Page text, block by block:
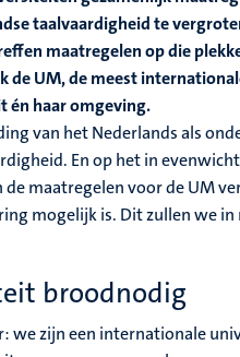
taalvaardigheid te
maatregelen op die
de UM, de meest
én haar omgeving.
van het Nederlands als
En op het in
maatregelen voor de UM
mogelijk is. Dit zullen we
broodnodig
we zijn een internationale